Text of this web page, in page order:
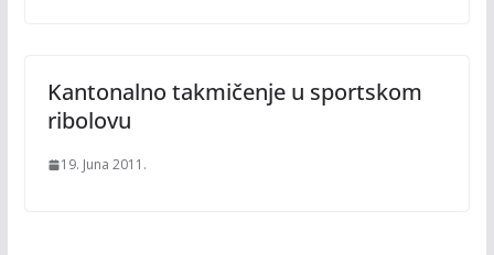
Kantonalno takmičenje u sportskom
ribolovu
19. Juna 2011.